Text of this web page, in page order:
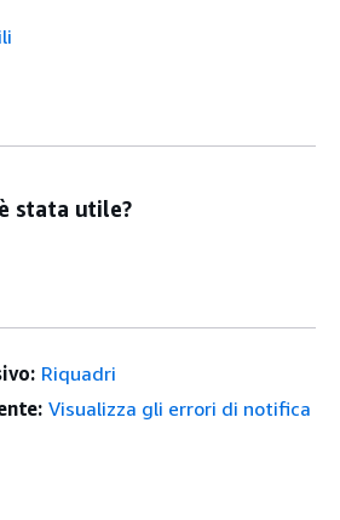
stata utile?
Riquadri
Visualizza gli errori di notifica